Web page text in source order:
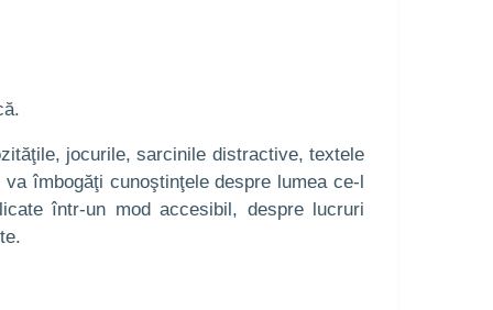
jocurile, sarcinile distractive, textele
îmbogăţi cunoştinţele despre lumea ce-l
într-un mod accesibil, despre lucruri